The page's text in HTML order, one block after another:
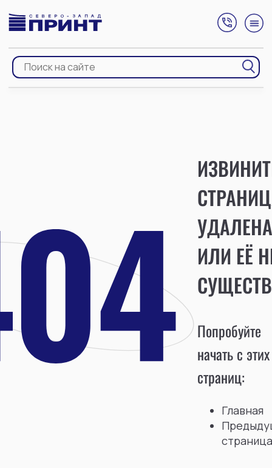
УДАЛЕНА
ИЛИ ЕЁ
Попробуйте
начать с этих
страниц:
Главная
страница